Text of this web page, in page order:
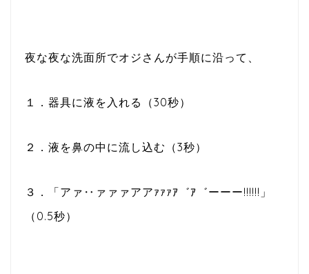
夜な夜な洗面所でオジさんが手順に沿って、
１．器具に液を入れる（30秒）
２．液を鼻の中に流し込む（3秒）
３．「アァ‥ァァァアアｧｧｧｱ゛ｱ゛ーーー!!!!!!」
（0.5秒）